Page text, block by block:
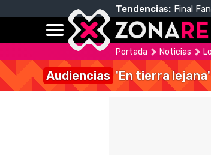
Tendencias: Final
Portada Noticias
Audiencias 'En tierra lejana'